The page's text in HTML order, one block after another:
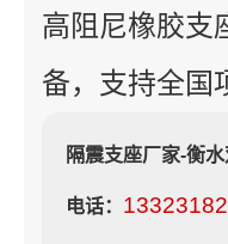
高阻尼橡胶支
备，支持全国
隔震支座厂家-衡
电话：